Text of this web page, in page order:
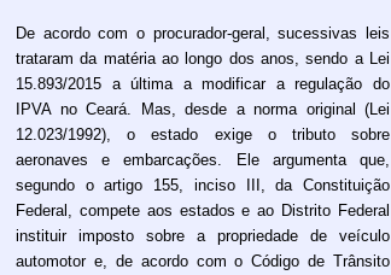
De acordo com o procurador-geral, sucessivas leis
trataram da matéria ao longo dos anos, sendo a Lei
15.893/2015 a última a modificar a regulação do
IPVA no Ceará. Mas, desde a norma original (Lei
12.023/1992), o estado exige o tributo sobre
aeronaves e embarcações. Ele argumenta que,
segundo o artigo 155, inciso III, da Constituição
Federal, compete aos estados e ao Distrito Federal
instituir imposto sobre a propriedade de veículo
automotor e, de acordo com o Código de Trânsito